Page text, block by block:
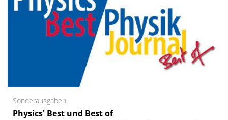
Sonderausgaben
Physics' Best und Best of